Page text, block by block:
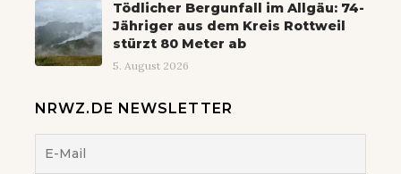
Tödlicher Bergunfall im Allgäu: 74-
Jähriger aus dem Kreis Rottweil
stürzt 80 Meter ab
5. August 2026
NRWZ.DE NEWSLETTER